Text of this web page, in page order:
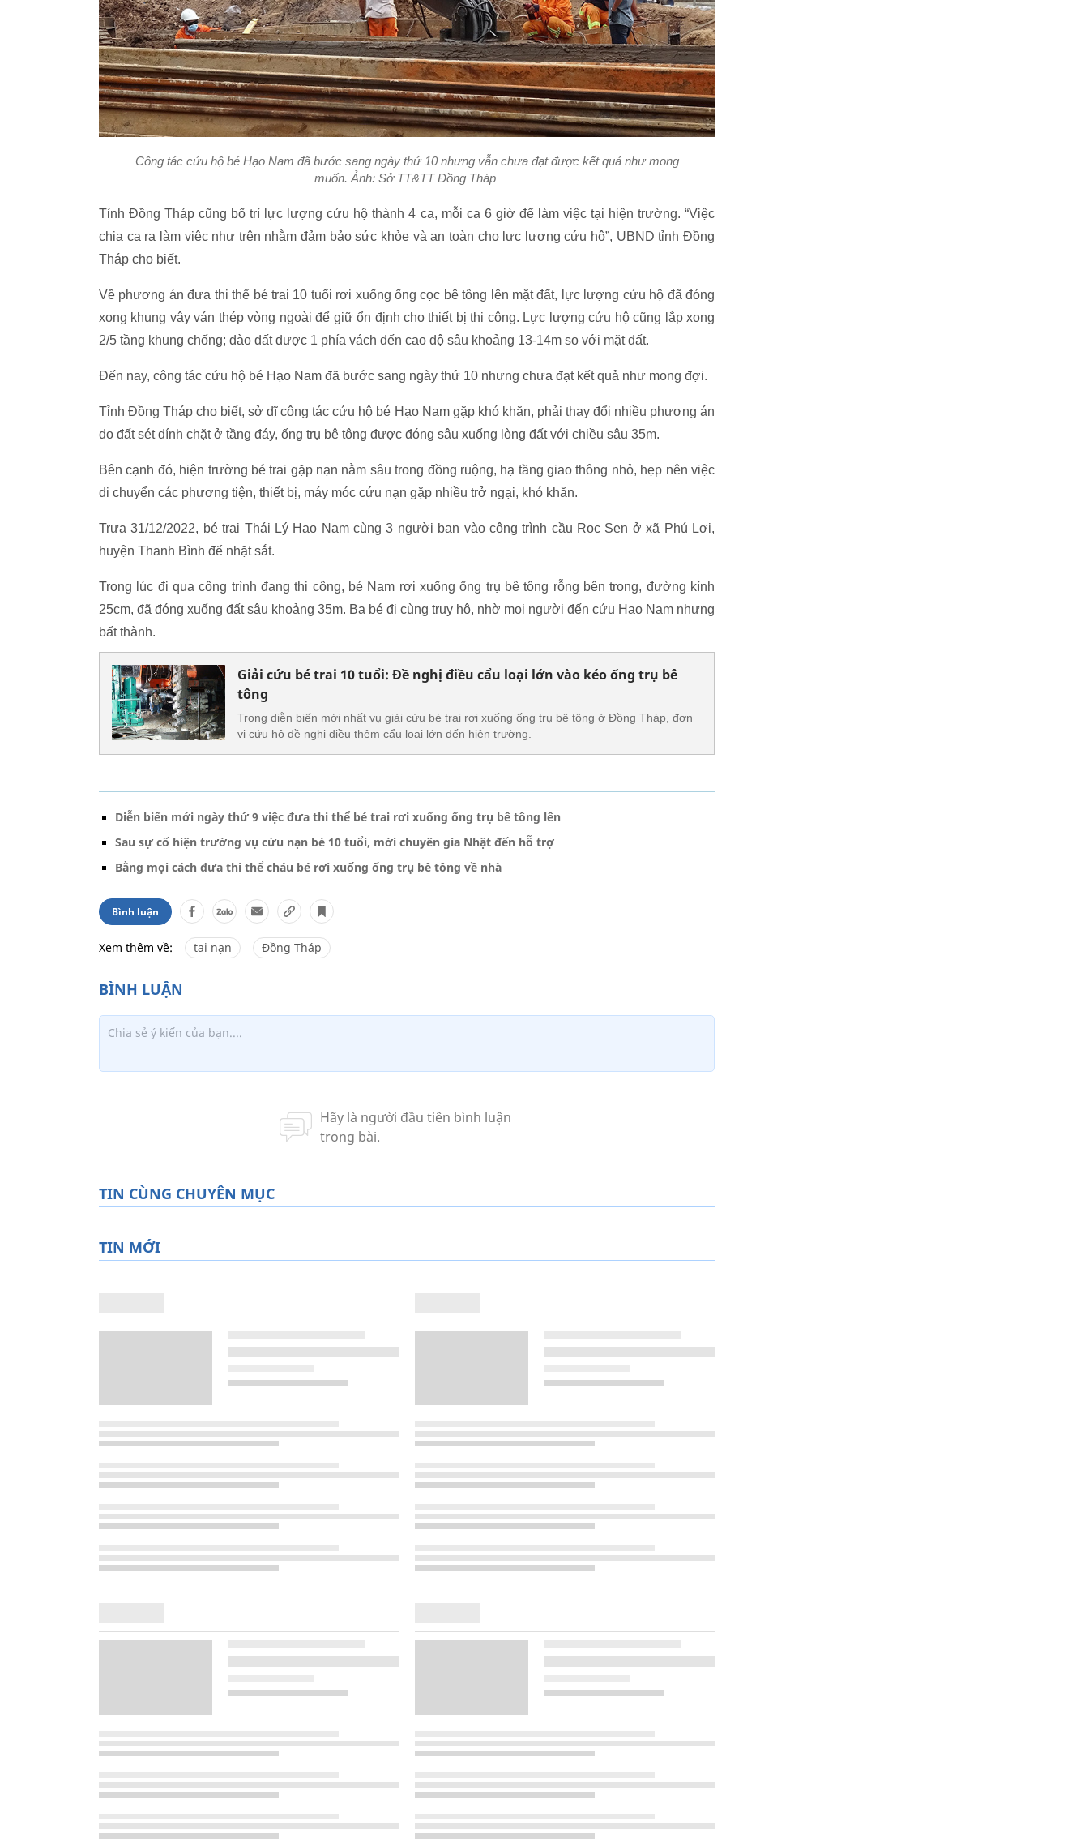
Công tác cứu hộ bé Hạo Nam đã bước sang ngày thứ 10 nhưng vẫn chưa đạt được kết quả như mong
muốn. Ảnh: Sở TT&TT Đồng Tháp
Tỉnh Đồng Tháp cũng bố trí lực lượng cứu hộ thành 4 ca, mỗi ca 6 giờ để làm việc tại hiện trường. “Việc
chia ca ra làm việc như trên nhằm đảm bảo sức khỏe và an toàn cho lực lượng cứu hộ”, UBND tỉnh Đồng
Tháp cho biết.
Về phương án đưa thi thể bé trai 10 tuổi rơi xuống ống cọc bê tông lên mặt đất, lực lượng cứu hộ đã đóng
xong khung vây ván thép vòng ngoài để giữ ổn định cho thiết bị thi công. Lực lượng cứu hộ cũng lắp xong
2/5 tầng khung chống; đào đất được 1 phía vách đến cao độ sâu khoảng 13-14m so với mặt đất.
Đến nay, công tác cứu hộ bé Hạo Nam đã bước sang ngày thứ 10 nhưng chưa đạt kết quả như mong đợi.
Tỉnh Đồng Tháp cho biết, sở dĩ công tác cứu hộ bé Hạo Nam gặp khó khăn, phải thay đổi nhiều phương án
do đất sét dính chặt ở tầng đáy, ống trụ bê tông được đóng sâu xuống lòng đất với chiều sâu 35m.
Bên cạnh đó, hiện trường bé trai gặp nạn nằm sâu trong đồng ruộng, hạ tầng giao thông nhỏ, hẹp nên việc
di chuyển các phương tiện, thiết bị, máy móc cứu nạn gặp nhiều trở ngại, khó khăn.
Trưa 31/12/2022, bé trai Thái Lý Hạo Nam cùng 3 người bạn vào công trình cầu Rọc Sen ở xã Phú Lợi,
huyện Thanh Bình để nhặt sắt.
Trong lúc đi qua công trình đang thi công, bé Nam rơi xuống ống trụ bê tông rỗng bên trong, đường kính
25cm, đã đóng xuống đất sâu khoảng 35m. Ba bé đi cùng truy hô, nhờ mọi người đến cứu Hạo Nam nhưng
bất thành.
Giải cứu bé trai 10 tuổi: Đề nghị điều cẩu loại lớn vào kéo ống trụ bê
tông
Trong diễn biến mới nhất vụ giải cứu bé trai rơi xuống ống trụ bê tông ở Đồng Tháp, đơn
vị cứu hộ đề nghị điều thêm cẩu loại lớn đến hiện trường.
Diễn biến mới ngày thứ 9 việc đưa thi thể bé trai rơi xuống ống trụ bê tông lên
Sau sự cố hiện trường vụ cứu nạn bé 10 tuổi, mời chuyên gia Nhật đến hỗ trợ
Bằng mọi cách đưa thi thể cháu bé rơi xuống ống trụ bê tông về nhà
Bình luận
Xem thêm về: tai nạn Đồng Tháp
TIN CÙNG CHUYÊN MỤC
TIN MỚI